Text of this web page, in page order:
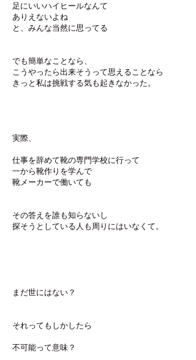
足にいいハイヒールなんて
ありえないよね
と、みんな当然に思ってる
でも簡単なことなら、
こうやったら出来そうって思えることなら
きっと私は挑戦する気も起きなかった。
実際、
仕事を辞めて靴の専門学校に行って
一から靴作りを学んで
靴メーカーで働いても
その答えを誰も知らないし
探そうとしている人も周りにはいなくて。
まだ世にはない？
それってもしかしたら
不可能って意味？